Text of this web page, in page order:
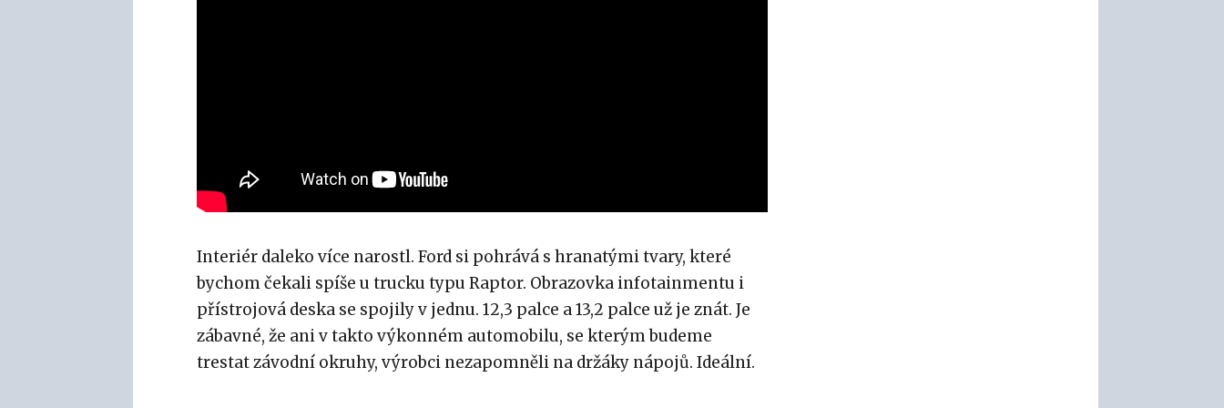
Interiér daleko více narostl. Ford si pohrává s hranatými tvary, které
bychom čekali spíše u trucku typu Raptor. Obrazovka infotainmentu i
přístrojová deska se spojily v jednu. 12,3 palce a 13,2 palce už je znát. Je
zábavné, že ani v takto výkonném automobilu, se kterým budeme
trestat závodní okruhy, výrobci nezapomněli na držáky nápojů. Ideální.